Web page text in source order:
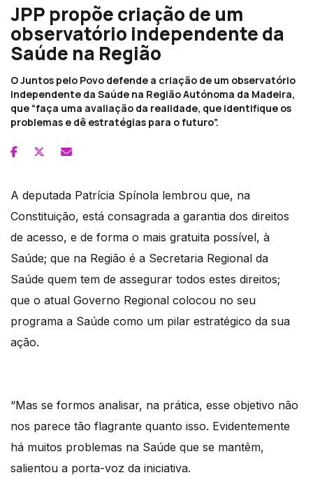
JPP propõe criação de um
observatório independente da
Saúde na Região
O Juntos pelo Povo defende a criação de um observatório
independente da Saúde na Região Autónoma da Madeira,
que “faça uma avaliação da realidade, que identifique os
problemas e dê estratégias para o futuro”.
A deputada Patrícia Spínola lembrou que, na
Constituição, está consagrada a garantia dos direitos
de acesso, e de forma o mais gratuita possível, à
Saúde; que na Região é a Secretaria Regional da
Saúde quem tem de assegurar todos estes direitos;
que o atual Governo Regional colocou no seu
programa a Saúde como um pilar estratégico da sua
ação.
“Mas se formos analisar, na prática, esse objetivo não
nos parece tão flagrante quanto isso. Evidentemente
há muitos problemas na Saúde que se mantêm,
salientou a porta-voz da iniciativa.